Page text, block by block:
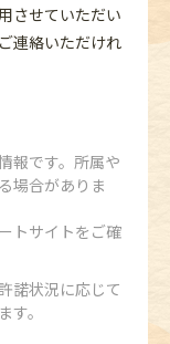
させていただい
連絡いただけれ
報です。所属や
場合がありま
トサイトをご確
諾状況に応じて
。